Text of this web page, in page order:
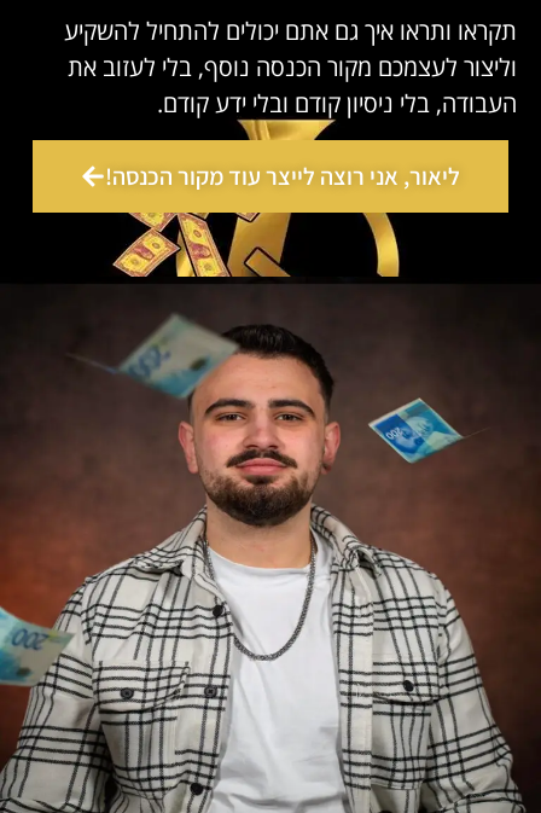
תקראו ותראו איך גם אתם יכולים להתחיל להשקיע
וליצור לעצמכם מקור הכנסה נוסף, בלי לעזוב את
העבודה, בלי ניסיון קודם ובלי ידע קודם.
ליאור, אני רוצה לייצר עוד מקור הכנסה!